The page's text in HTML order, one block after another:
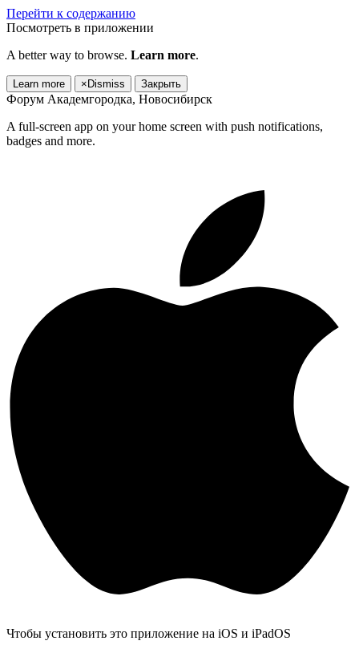
Перейти к содержанию
Посмотреть в приложении
A better way to browse. Learn more.
Learn more × Dismiss Закрыть
Форум Академгородка, Новосибирск
A full-screen app on your home screen with push notifications,
badges and more.
Чтобы установить это приложение на iOS и iPadOS